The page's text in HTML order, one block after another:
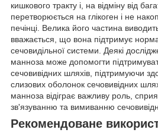
кишкового тракту і, на відміну від
перетворюється на глікоген і не
печінці. Велика його частина
вважається, що вона підтримує
сечовидільної системи. Деякі
манноза може допомогти
сечовивідних шляхів, підтримуючи
слизових оболонок сечовивідних
манноза відіграє важливу роль,
зв'язуванню та вимиванню
Рекомендоване